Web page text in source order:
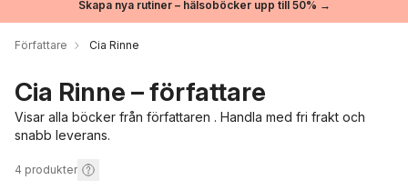
Skapa nya rutiner – hälsoböcker upp till 50% →
Författare Cia Rinne
Cia Rinne – författare
Visar alla böcker från författaren . Handla med fri frakt och
snabb leverans.
4 produkter